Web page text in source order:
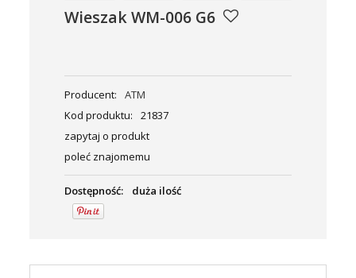
Wieszak WM-006 G6
Producent:
ATM
Kod produktu:
21837
zapytaj o produkt
poleć znajomemu
Dostępność: duża ilość